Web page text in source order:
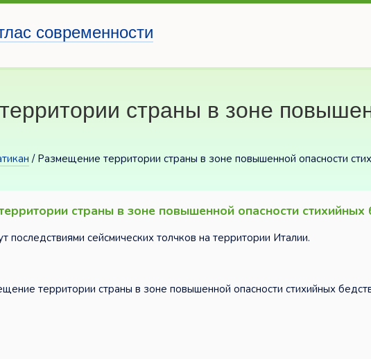
современности
страны в зоне
/ Размещение территории страны в зоне повышенной опасности
страны в зоне повышенной опасности стихийных
последствиями сейсмических толчков на территории Италии.
территории страны в зоне повышенной опасности стихийных